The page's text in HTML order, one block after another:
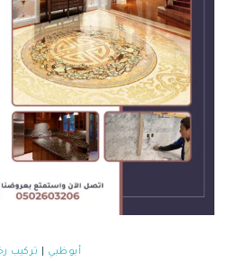
أبوظبي تركيب